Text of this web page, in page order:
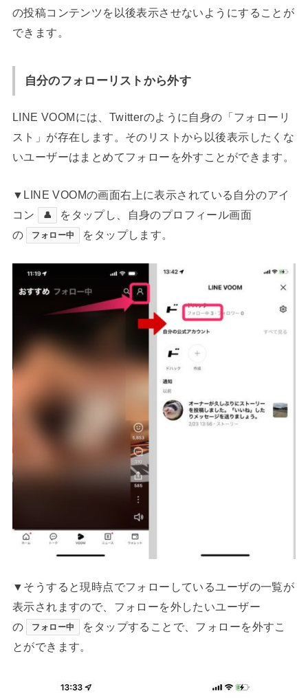
の投稿コンテンツを以後表示させないようにすることが
できます。
自分のフォローリストから外す
LINE VOOMには、Twitterのように自身の「フォローリ
スト」が存在します。そのリストから以後表示したくな
いユーザーはまとめてフォローを外すことができます。
▼LINE VOOMの画面右上に表示されている自分のアイ
コン
👤
をタップし、自身のプロフィール画面
の
フォロー中 をタップします。
▼そうすると現時点でフォローしているユーザの一覧が
表示されますので、フォローを外したいユーザー
の
フォロー中
をタップすることで、フォローを外すこ
とができます。